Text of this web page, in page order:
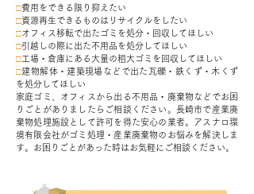
□費用をできる限り抑えたい
□資源再生できるものはリサイクルをしたい
□オフィス移転で出たゴミを処分・回収してほしい
□引越しの際に出た不用品を処分してほしい
□工場・倉庫にある大量の粗大ゴミを回収してほしい
□建物解体・建築現場などで出た瓦礫・鉄くず・木くず
を処分してほしい
家庭ゴミ、オフィスから出る不用品・廃棄物などでお困
りごとがありましたらご相談ください。長崎市で産業廃
棄物処理施設として許可を得た安心の業者。アスナロ環
境有限会社がゴミ処理・産業廃棄物のお悩みを解決しま
す。お困りごとがあった時はお気軽にご相談ください。